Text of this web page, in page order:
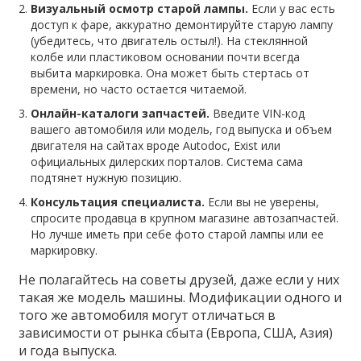
Визуальный осмотр старой лампы. Если у вас есть
доступ к фаре, аккуратно демонтируйте старую лампу
(убедитесь, что двигатель остыл!). На стеклянной
колбе или пластиковом основании почти всегда
выбита маркировка. Она может быть стертась от
времени, но часто остается читаемой.
Онлайн-каталоги запчастей. Введите VIN-код
вашего автомобиля или модель, год выпуска и объем
двигателя на сайтах вроде Autodoc, Exist или
официальных дилерских порталов. Система сама
подтянет нужную позицию.
Консультация специалиста. Если вы не уверены,
спросите продавца в крупном магазине автозапчастей.
Но лучше иметь при себе фото старой лампы или ее
маркировку.
Не полагайтесь на советы друзей, даже если у них
такая же модель машины. Модификации одного и
того же автомобиля могут отличаться в
зависимости от рынка сбыта (Европа, США, Азия)
и года выпуска.